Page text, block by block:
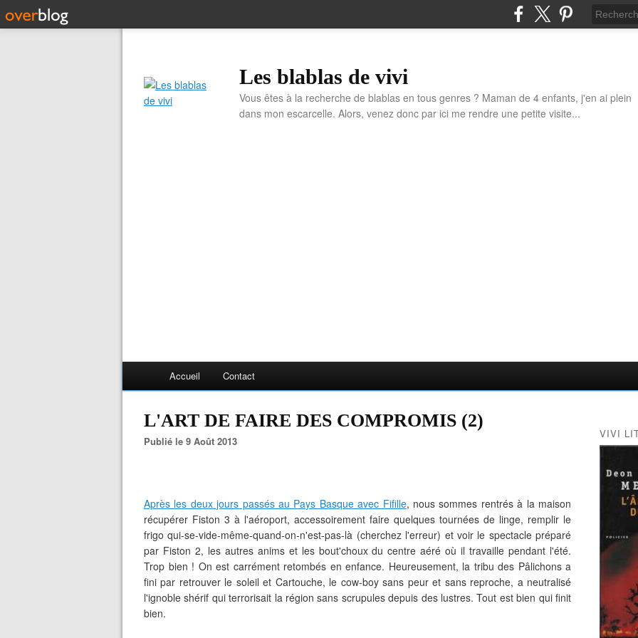
Les blablas de vivi
Vous êtes à la recherche de blablas en tous genres ? Maman de 4 enfants, j'en ai plein
dans mon escarcelle. Alors, venez donc par ici me rendre une petite visite...
Accueil Contact
L'ART DE FAIRE DES COMPROMIS (2)
Publié le 9 Août 2013
Après les deux jours passés au Pays Basque avec Fifille, nous sommes rentrés à la maison
récupérer Fiston 3 à l'aéroport, accessoirement faire quelques tournées de linge, remplir le
frigo qui-se-vide-même-quand-on-n'est-pas-là (cherchez l'erreur) et voir le spectacle préparé
par Fiston 2, les autres anims et les bout'choux du centre aéré où il travaille pendant l'été.
Trop bien ! On est carrément retombés en enfance. Heureusement, la tribu des Pâlichons a
fini par retrouver le soleil et Cartouche, le cow-boy sans peur et sans reproche, a neutralisé
l'ignoble shérif qui terrorisait la région sans scrupules depuis des lustres. Tout est bien qui finit
bien.
VIVI